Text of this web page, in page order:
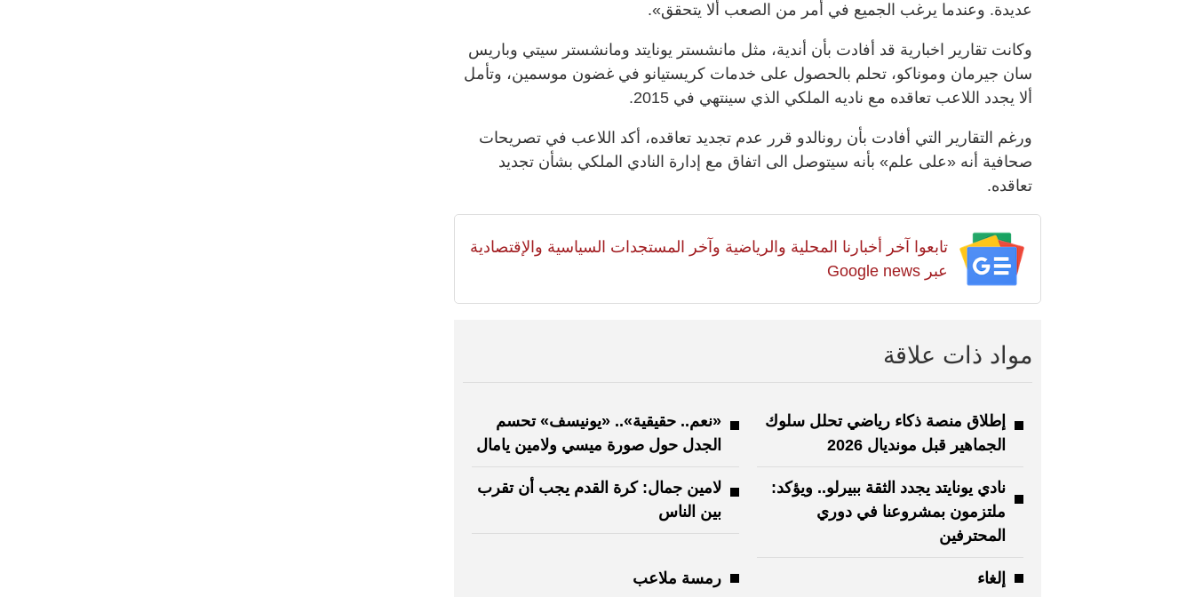
عديدة. وعندما يرغب الجميع في أمر من الصعب ألا يتحقق».
وكانت تقارير اخبارية قد أفادت بأن أندية، مثل مانشستر يونايتد ومانشستر سيتي وباريس
سان جيرمان وموناكو، تحلم بالحصول على خدمات كريستيانو في غضون موسمين، وتأمل
ألا يجدد اللاعب تعاقده مع ناديه الملكي الذي سينتهي في ‬2015.
ورغم التقارير التي أفادت بأن رونالدو قرر عدم تجديد تعاقده، أكد اللاعب في تصريحات
صحافية أنه «على علم» بأنه سيتوصل الى اتفاق مع إدارة النادي الملكي بشأن تجديد
تعاقده.
تابعوا آخر أخبارنا المحلية والرياضية وآخر المستجدات السياسية والإقتصادية
عبر Google news
مواد ذات علاقة
إطلاق منصة ذكاء رياضي تحلل سلوك
الجماهير قبل مونديال 2026
«نعم.. حقيقية».. «يونيسف» تحسم
الجدل حول صورة ميسي ولامين يامال
نادي يونايتد يجدد الثقة ببيرلو.. ويؤكد:
ملتزمون بمشروعنا في دوري
المحترفين
لامين جمال: كرة القدم يجب أن تقرب
بين الناس
إلغاء رمسة ملاعب